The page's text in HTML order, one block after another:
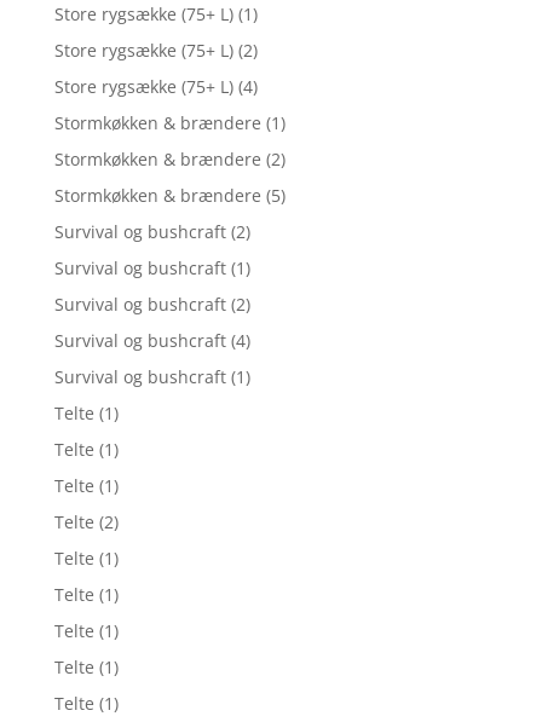
Store rygsække (75+ L) (1)
Store rygsække (75+ L) (2)
Store rygsække (75+ L) (4)
Stormkøkken & brændere (1)
Stormkøkken & brændere (2)
Stormkøkken & brændere (5)
Survival og bushcraft (2)
Survival og bushcraft (1)
Survival og bushcraft (2)
Survival og bushcraft (4)
Survival og bushcraft (1)
Telte (1)
Telte (1)
Telte (1)
Telte (2)
Telte (1)
Telte (1)
Telte (1)
Telte (1)
Telte (1)